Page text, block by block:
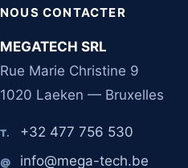
NOUS CONTACTER
MEGATECH SRL
Rue Marie Christine 9
1020 Laeken — Bruxelles
T. +32 477 756 530
@ info@mega-tech.be